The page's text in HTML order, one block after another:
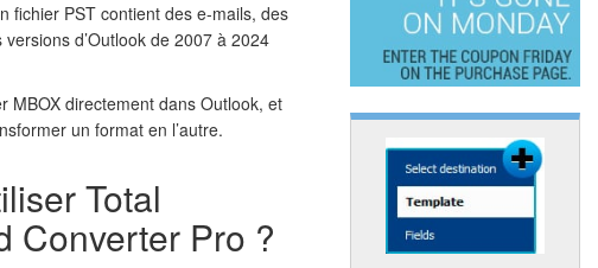
fichier PST contient des e-mails, des
d’Outlook de 2007 à 2024
MBOX directement dans Outlook, et
un format en l’autre.
Total
Converter Pro ?